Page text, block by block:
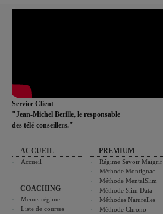
Service Client
"Jean-Michel Berille, le responsable
des télé-conseillers."
ACCUEIL
Accueil
COACHING
Menus régime
Liste de courses
PREMIUM
Régime Savoir Maigrir
Méthode Montignac
Méthode MentalSlim
Méthode Slim Data
Méthodes Naturelles
Méthode Chrono-